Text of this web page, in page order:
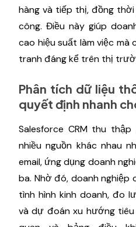
hàng và tiếp thị, đồng
công. Điều này giúp
cao hiệu suất làm việc
tranh đáng kể trên thị
Phân tích dữ liệu
quyết định nhanh
Salesforce CRM thu
nhiều nguồn khác nhau
email, ứng dụng doanh
ba. Nhờ đó, doanh
tình hình kinh doanh, đo
và dự đoán xu hướng